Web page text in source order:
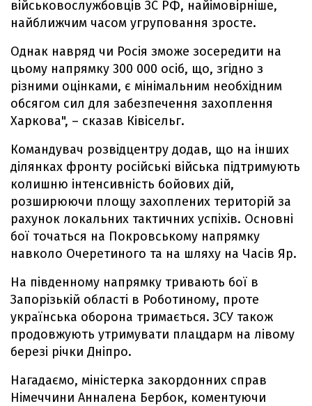
військовослужбовців ЗС РФ, найімовірніше,
найближчим часом угруповання зросте.
Однак навряд чи Росія зможе зосередити на
цьому напрямку 300 000 осіб, що, згідно з
різними оцінками, є мінімальним необхідним
обсягом сил для забезпечення захоплення
Харкова", – сказав Ківісельг.
Командувач розвідцентру додав, що на інших
ділянках фронту російські війська підтримують
колишню інтенсивність бойових дій,
розширюючи площу захоплених територій за
рахунок локальних тактичних успіхів. Основні
бої точаться на Покровському напрямку
навколо Очеретиного та на шляху на Часів Яр.
На південному напрямку тривають бої в
Запорізькій області в Роботиному, проте
українська оборона тримається. ЗСУ також
продовжують утримувати плацдарм на лівому
березі річки Дніпро.
Нагадаємо, міністерка закордонних справ
Німеччини Анналена Бербок, коментуючи